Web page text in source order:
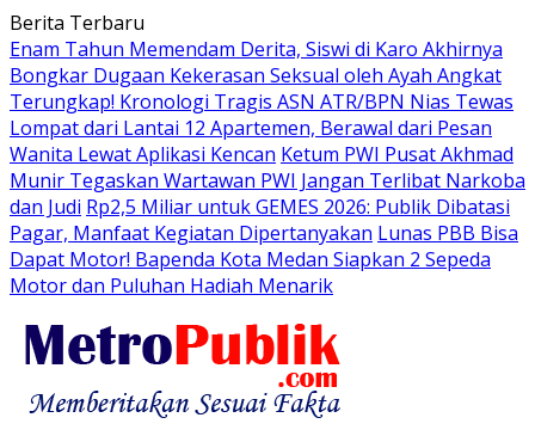
Langsung
ke
konten
Berita Terbaru
Enam Tahun Memendam Derita, Siswi di Karo Akhirnya
Bongkar Dugaan Kekerasan Seksual oleh Ayah Angkat
Terungkap! Kronologi Tragis ASN ATR/BPN Nias Tewas
Lompat dari Lantai 12 Apartemen, Berawal dari Pesan
Wanita Lewat Aplikasi Kencan Ketum PWI Pusat Akhmad
Munir Tegaskan Wartawan PWI Jangan Terlibat Narkoba
dan Judi Rp2,5 Miliar untuk GEMES 2026: Publik Dibatasi
Pagar, Manfaat Kegiatan Dipertanyakan Lunas PBB Bisa
Dapat Motor! Bapenda Kota Medan Siapkan 2 Sepeda
Motor dan Puluhan Hadiah Menarik